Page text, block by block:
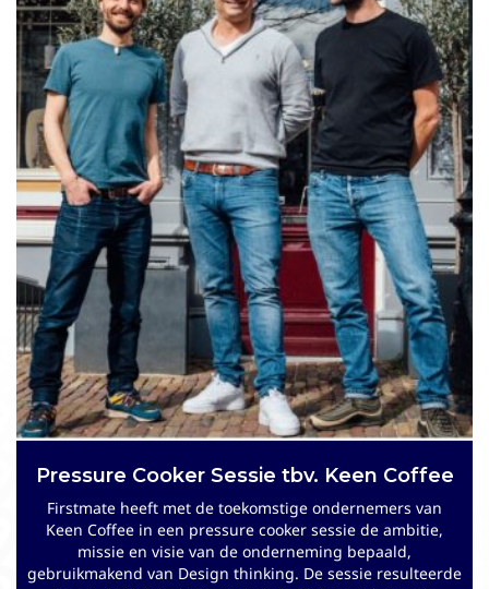
Pressure Cooker Sessie tbv. Keen Coffee
Firstmate heeft met de toekomstige ondernemers van
Keen Coffee in een pressure cooker sessie de ambitie,
missie en visie van de onderneming bepaald,
gebruikmakend van Design thinking. De sessie resulteerde
Strategieontwikkeling voor Stayokay
Hostels
Stayokay Hostels is een purpose-driven hostelorganisatie
die midden in de samenleving staat. Mede vanwege de
sterk veranderende marktomstandigheden had de